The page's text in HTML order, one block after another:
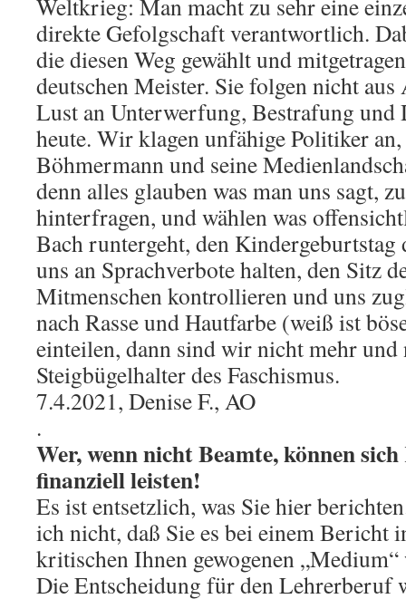
Weltkrieg: Man macht zu sehr eine
direkte Gefolgschaft verantwortlich.
die diesen Weg gewählt und
deutschen Meister. Sie folgen nicht aus
Lust an Unterwerfung, Bestrafung und
heute. Wir klagen unfähige Politiker
Böhmermann und seine
denn alles glauben was man uns sagt,
hinterfragen, und wählen was
Bach runtergeht, den Kindergeburtstag
uns an Sprachverbote halten, den Sitz
Mitmenschen kontrollieren und uns
nach Rasse und Hautfarbe (weiß ist
einteilen, dann sind wir nicht mehr
Steigbügelhalter des Faschismus.
7.4.2021, Denise F., AO
.
Wer, wenn nicht Beamte, können
finanziell leisten!
Es ist entsetzlich, was Sie hier
ich nicht, daß Sie es bei einem Bericht
kritischen Ihnen gewogenen
Die Entscheidung für den Lehrerberuf